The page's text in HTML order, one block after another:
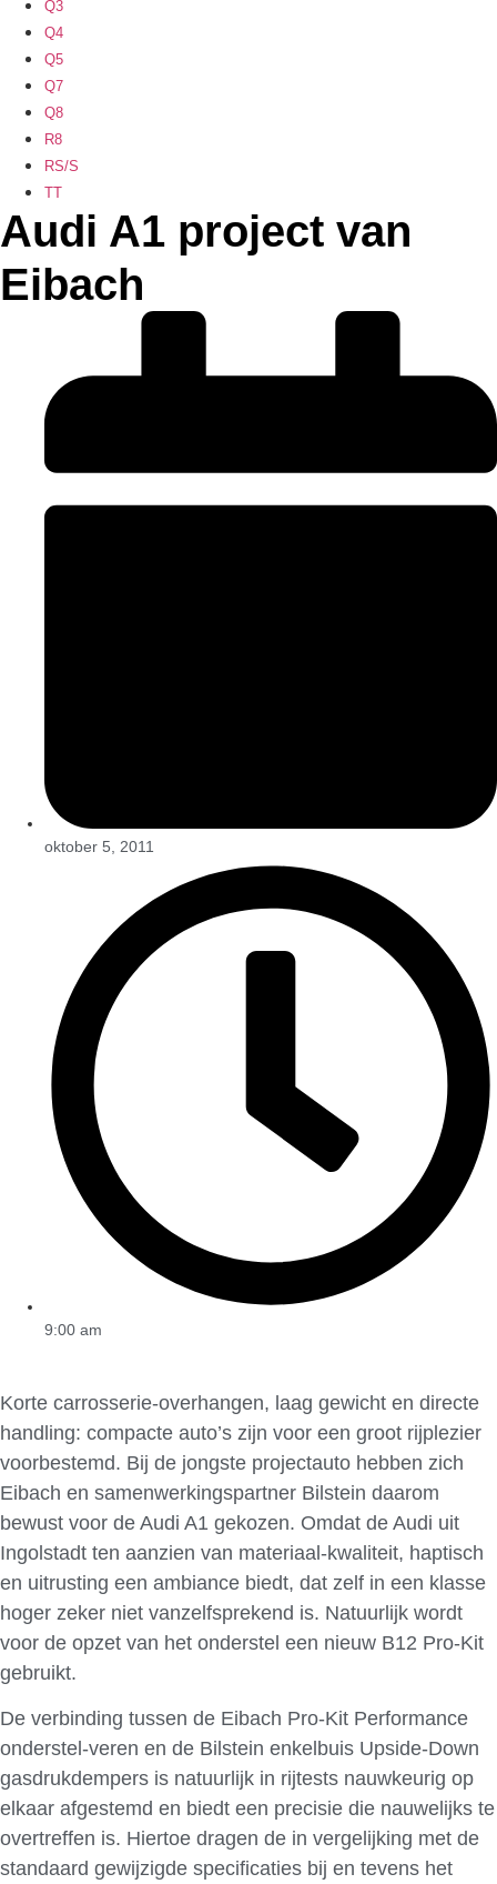
Q3
Q4
Q5
Q7
Q8
R8
RS/S
TT
Audi A1 project van
Eibach
oktober 5, 2011
9:00 am
Korte carrosserie-overhangen, laag gewicht en directe
handling: compacte auto’s zijn voor een groot rijplezier
voorbestemd. Bij de jongste projectauto hebben zich
Eibach en samenwerkingspartner Bilstein daarom
bewust voor de Audi A1 gekozen. Omdat de Audi uit
Ingolstadt ten aanzien van materiaal-kwaliteit, haptisch
en uitrusting een ambiance biedt, dat zelf in een klasse
hoger zeker niet vanzelfsprekend is. Natuurlijk wordt
voor de opzet van het onderstel een nieuw B12 Pro-Kit
gebruikt.
De verbinding tussen de Eibach Pro-Kit Performance
onderstel-veren en de Bilstein enkelbuis Upside-Down
gasdrukdempers is natuurlijk in rijtests nauwkeurig op
elkaar afgestemd en biedt een precisie die nauwelijks te
overtreffen is. Hiertoe dragen de in vergelijking met de
standaard gewijzigde specificaties bij en tevens het